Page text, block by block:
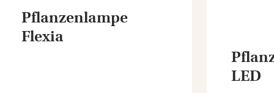
Pflanzenlampe
Flexia
LED